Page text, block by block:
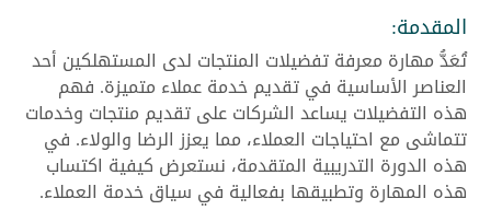
المقدمة:
تُعَدُّ مهارة معرفة تفضيلات المنتجات لدى المستهلكين أحد
العناصر الأساسية في تقديم خدمة عملاء متميزة. فهم
هذه التفضيلات يساعد الشركات على تقديم منتجات وخدمات
تتماشى مع احتياجات العملاء، مما يعزز الرضا والولاء. في
هذه الدورة التدريبية المتقدمة، نستعرض كيفية اكتساب
هذه المهارة وتطبيقها بفعالية في سياق خدمة العملاء.